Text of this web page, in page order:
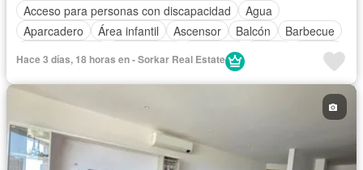
Acceso para personas con discapacidad
Agua
Aparcadero
Área infantil Ascensor Balcón
Barbecue
Gimnasio
Piscina
Hace 3 días, 18 horas en - Sorkar Real Estate